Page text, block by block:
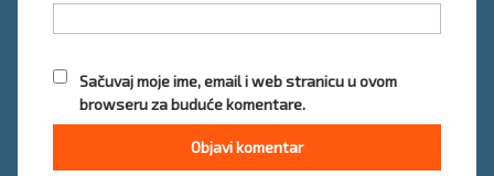
Sačuvaj moje ime, email i web stranicu u ovom
browseru za buduće komentare.